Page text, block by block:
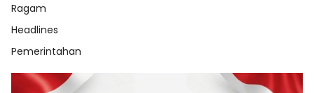
Ragam
Headlines
Pemerintahan